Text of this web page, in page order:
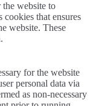
the website to
that ensures
website. These
for the website
personal data via
as non-necessary